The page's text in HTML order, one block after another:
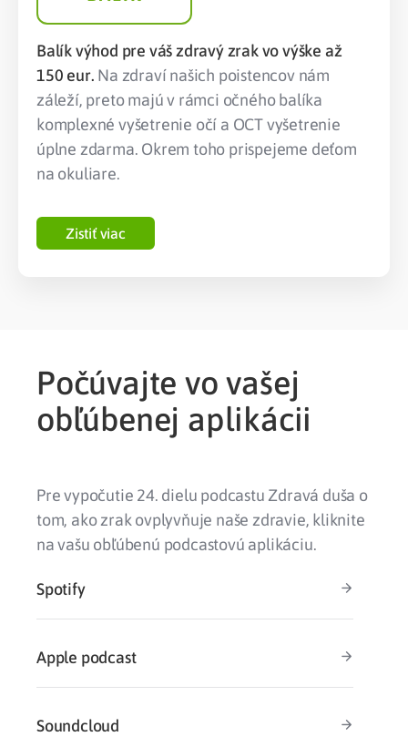
Balík výhod pre váš zdravý zrak vo výške až
150 eur. Na zdraví našich poistencov nám
záleží, preto majú v rámci očného balíka
komplexné vyšetrenie očí a OCT vyšetrenie
úplne zdarma. Okrem toho prispejeme deťom
na okuliare.
Zistiť viac
Počúvajte vo vašej
obľúbenej aplikácii
Pre vypočutie 24. dielu podcastu Zdravá duša o
tom, ako zrak ovplyvňuje naše zdravie, kliknite
na vašu obľúbenú podcastovú aplikáciu.
Spotify
Apple podcast
Soundcloud